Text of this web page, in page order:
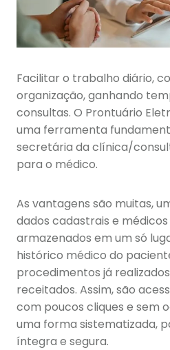
Facilitar o trabalho diário,
organização, ganhando
consultas. O Prontuário
uma ferramenta
secretária da clínica/
para o médico.
As vantagens são muitas,
dados cadastrais e
armazenados em um só
histórico médico do
procedimentos já
receitados. Assim, são
com poucos cliques e sem
uma forma sistematizada,
íntegra e segura.